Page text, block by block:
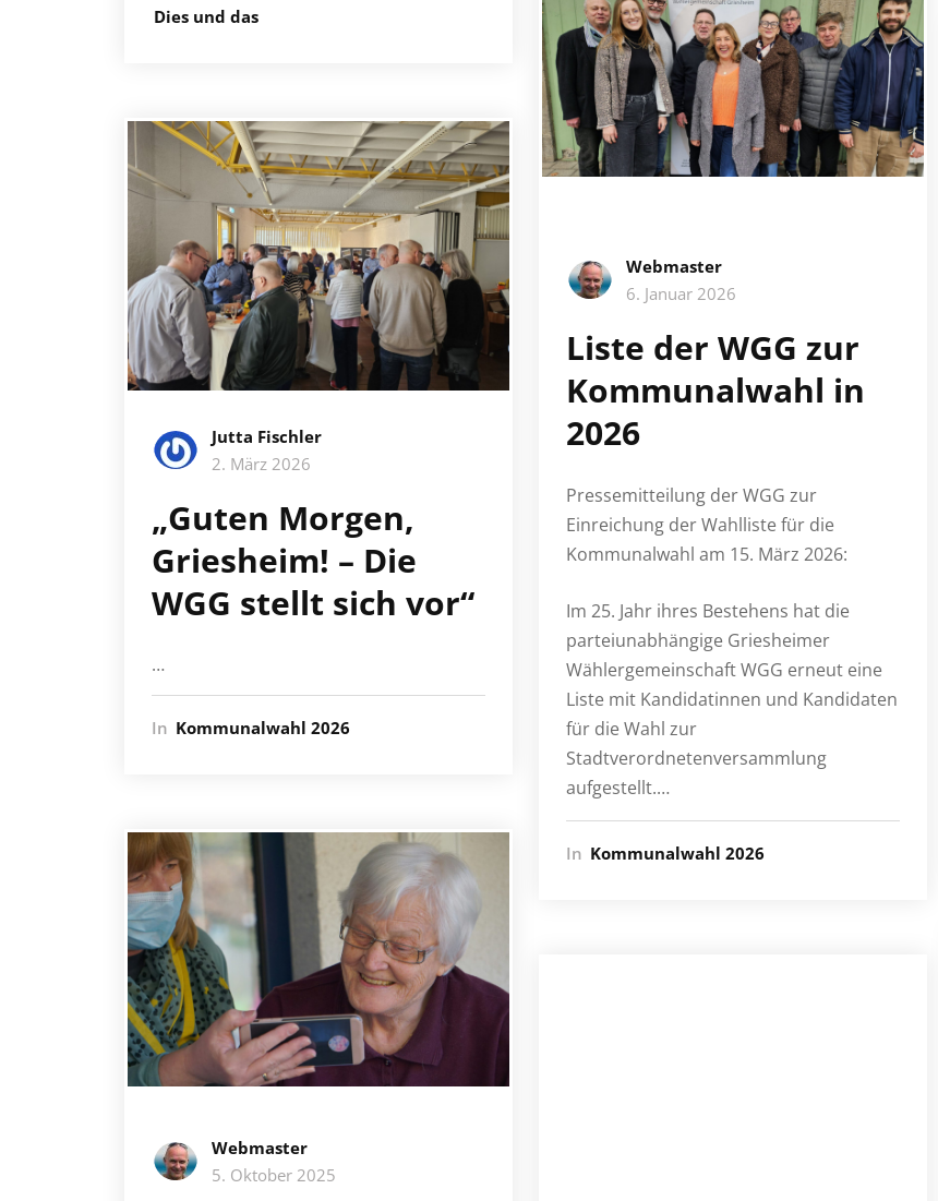
Dies und das
Jutta Fischler
2. März 2026
„Guten Morgen,
Griesheim! – Die
WGG stellt sich vor“
…
In Kommunalwahl 2026
Webmaster
5. Oktober 2025
Webmaster
6. Januar 2026
Liste der WGG zur
Kommunalwahl in
2026
Pressemitteilung der WGG zur
Einreichung der Wahlliste für die
Kommunalwahl am 15. März 2026:
Im 25. Jahr ihres Bestehens hat die
parteiunabhängige Griesheimer
Wählergemeinschaft WGG erneut eine
Liste mit Kandidatinnen und Kandidaten
für die Wahl zur
Stadtverordnetenversammlung
aufgestellt.…
In Kommunalwahl 2026